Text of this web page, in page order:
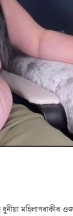
ধুনীয়া মহিলাগৰাকীৰ